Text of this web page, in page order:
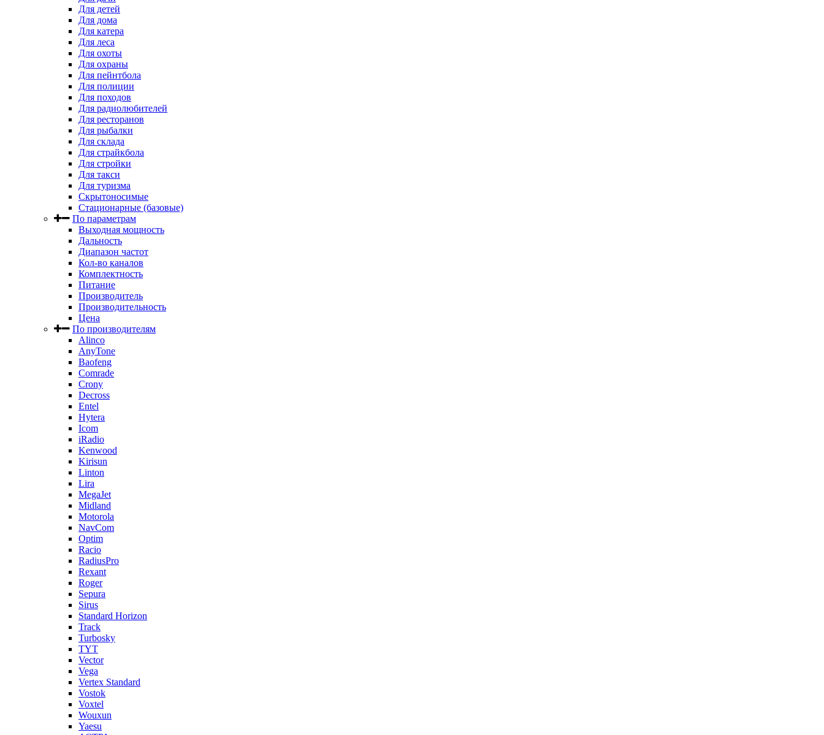
Для детей
Для дома
Для катера
Для леса
Для охоты
Для охраны
Для пейнтбола
Для полиции
Для походов
Для радиолюбителей
Для ресторанов
Для рыбалки
Для склада
Для страйкбола
Для стройки
Для такси
Для туризма
Скрытоносимые
Стационарные (базовые)
По параметрам
Выходная мощность
Дальность
Диапазон частот
Кол-во каналов
Комплектность
Питание
Производитель
Производительность
Цена
По производителям
Alinco
AnyTone
Baofeng
Comrade
Crony
Decross
Entel
Hytera
Icom
iRadio
Kenwood
Kirisun
Linton
Lira
MegaJet
Midland
Motorola
NavCom
Optim
Racio
RadiusPro
Rexant
Roger
Sepura
Sirus
Standard Horizon
Track
Turbosky
TYT
Vector
Vega
Vertex Standard
Vostok
Voxtel
Wouxun
Yaesu